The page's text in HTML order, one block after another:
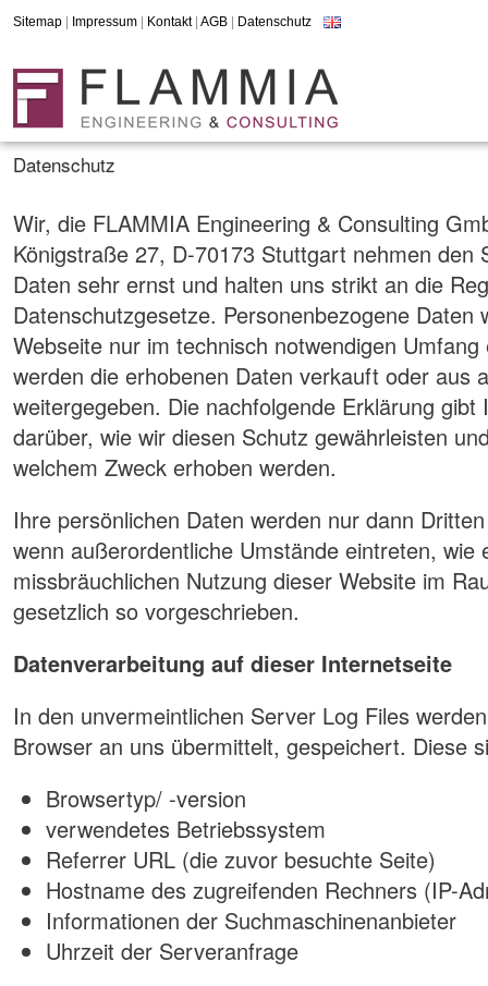
Sitemap Impressum Kontakt| AGB Datenschutz
Datenschutz
Wir, die FLAMMIA Engineering & Consulting
Königstraße 27, D-70173 Stuttgart nehmen den
Daten sehr ernst und halten uns strikt an die
Datenschutzgesetze. Personenbezogene Daten
Webseite nur im technisch notwendigen
werden die erhobenen Daten verkauft oder aus
weitergegeben. Die nachfolgende Erklärung gibt
darüber, wie wir diesen Schutz gewährleisten
welchem Zweck erhoben werden.
Ihre persönlichen Daten werden nur dann
wenn außerordentliche Umstände eintreten, wie
missbräuchlichen Nutzung dieser Website im
gesetzlich so vorgeschrieben.
Datenverarbeitung auf dieser Internetseite
In den unvermeintlichen Server Log Files
Browser an uns übermittelt, gespeichert. Diese
Browsertyp/ -version
verwendetes Betriebssystem
Referrer URL (die zuvor besuchte Seite)
Hostname des zugreifenden Rechners (IP-
Informationen der Suchmaschinenanbieter
Uhrzeit der Serveranfrage